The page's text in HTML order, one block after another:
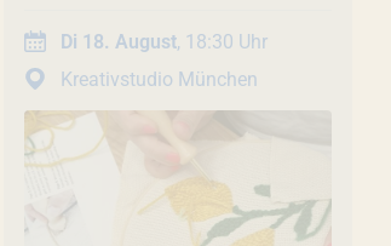
Di 18. August, 18:30 Uhr
Kreativstudio München